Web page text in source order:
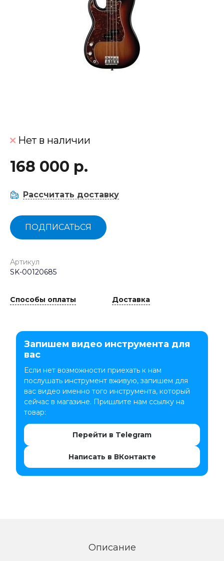
Нет в наличии
168 000 р.
Рассчитать доставку
ПОДПИСАТЬСЯ
Артикул
SK-00120685
Способы оплаты Доставка
Запишем видео инструмента для
вас
Если нет возможности приехать к нам
послушать инструмент вживую, запишем для
вас видео именно того инструмента, который
сейчас в магазине. Пришлите нам ссылку на
товар:
Перейти в Telegram
Написать в ВКонтакте
Описание